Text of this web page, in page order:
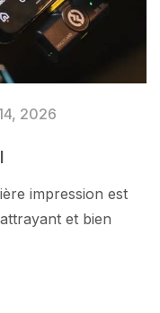
2026
impression est
et bien